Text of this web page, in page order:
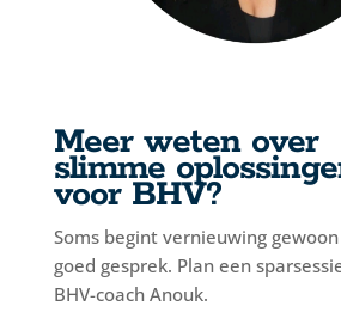
Meer weten over
slimme
voor BHV?
Soms begint vernieuwing
goed gesprek. Plan een
BHV-coach Anouk.